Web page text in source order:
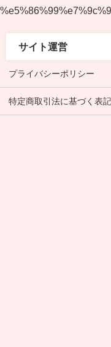
サイト運営
プライバシーポリシー
特定商取引法に基づく表記